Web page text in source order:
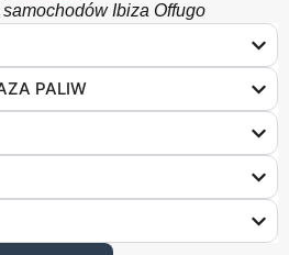
Ibiza Offugo
PALIW